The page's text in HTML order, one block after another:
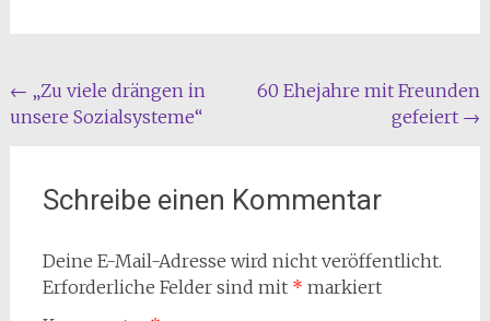
Beitragsnavigation
← „Zu viele drängen in
unsere Sozialsysteme“
60 Ehejahre mit Freunden
gefeiert →
Schreibe einen Kommentar
Deine E-Mail-Adresse wird nicht veröffentlicht.
Erforderliche Felder sind mit * markiert